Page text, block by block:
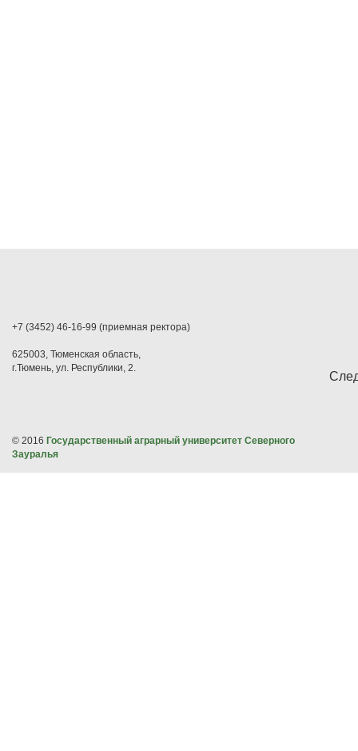
+7 (3452) 46-16-99 (приемная ректора)
625003, Тюменская область,
г.Тюмень, ул. Республики, 2.
© 2016 Государственный аграрный университет Северного
Зауралья